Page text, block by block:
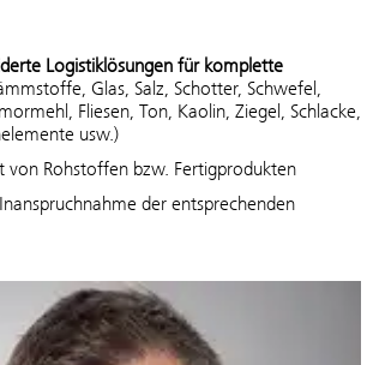
Logistiklösungen für komplette
Glas, Salz, Schotter, Schwefel,
Fliesen, Ton, Kaolin, Ziegel, Schlacke,
usw.)
von Rohstoffen bzw. Fertigprodukten
der entsprechenden